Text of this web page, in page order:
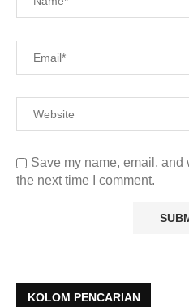
Save my name, email,
the next time I comment.
KOLOM PENCARIAN